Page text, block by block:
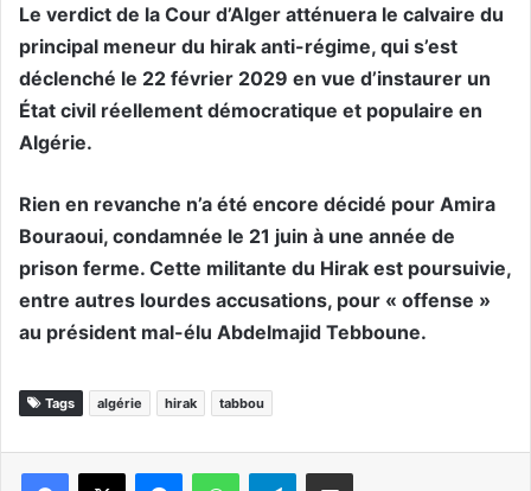
Le verdict de la Cour d’Alger atténuera le calvaire du
principal meneur du hirak anti-régime, qui s’est
déclenché le 22 février 2029 en vue d’instaurer un
État civil réellement démocratique et populaire en
Algérie.
Rien en revanche n’a été encore décidé pour Amira
Bouraoui, condamnée le 21 juin à une année de
prison ferme. Cette militante du Hirak est poursuivie,
entre autres lourdes accusations, pour « offense »
au président mal-élu Abdelmajid Tebboune.
Tags algérie hirak tabbou
WhatsApp Telegram